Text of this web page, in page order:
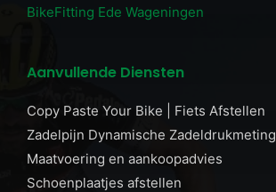
BikeFitting Ede Wageningen
Aanvullende Diensten
Copy Paste Your Bike | Fiets Afstellen
Zadelpijn Dynamische Zadeldrukmeting
Maatvoering en aankoopadvies
Schoenplaatjes afstellen